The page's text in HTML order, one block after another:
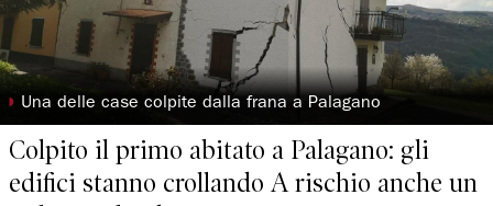
◗ Una delle case colpite dalla frana a Palagano
Colpito il primo abitato a Palagano: gli
edifici stanno crollando A rischio anche un